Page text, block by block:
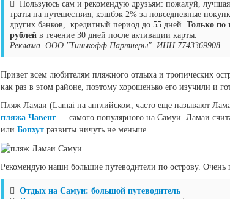
Пользуюсь сам и рекомендую друзьям: пожалуй,
траты на путешествия, кэшбэк 2% за повседневные
других банков, кредитный период до 55 дней. Только по
рублей в течение 30 дней после активации карты.
Реклама. ООО "Тинькофф Партнеры". ИНН 7743369908
Привет всем любителям пляжного отдыха и тропических
как раз в этом районе, поэтому хорошенько его изучили и
Пляж Ламаи (Lamai на английском, часто еще называют
пляжа Чавенг — самого популярного на Самуи. Ламаи
или Бопхут развиты ничуть не меньше.
Рекомендую наши большие путеводители по острову. Очень
Отдых на Самуи: большой путеводитель